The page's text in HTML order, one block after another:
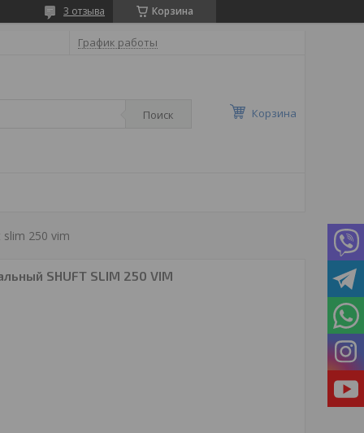
Корзина
3 отзыва
График работы
Поиск Корзина
250 vim
SHUFT SLIM 250 VIM